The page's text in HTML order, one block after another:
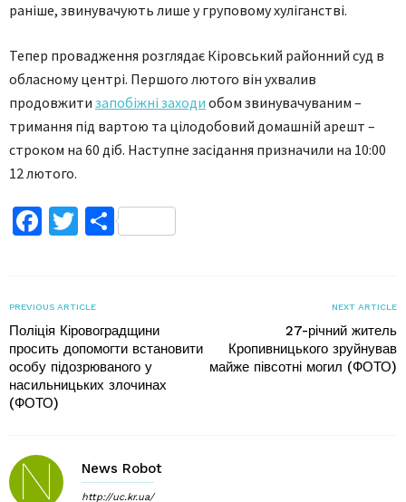
раніше, звинувачують лише у груповому хуліганстві.
Тепер провадження розглядає Кіровський районний суд в
обласному центрі. Першого лютого він ухвалив
продовжити запобіжні заходи обом звинувачуваним –
тримання під вартою та цілодобовий домашній арешт –
строком на 60 діб. Наступне засідання призначили на 10:00
12 лютого.
Facebook
TwitterПоділитися
PREVIOUS ARTICLE
Поліція Кіровоградщини
просить допомогти встановити
особу підозрюваного у
насильницьких злочинах
(ФОТО)
NEXT ARTICLE
27-річний житель
Кропивницького зруйнував
майже півсотні могил (ФОТО)
News Robot
http://uc.kr.ua/